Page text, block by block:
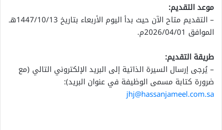
موعد التقديم:
– التقديم متاح الآن حيث بدأ اليوم الأربعاء بتاريخ 1447/10/13هـ
الموافق 2026/04/01م.
طريقة التقديم:
– يُرجى إرسال السيرة الذاتية إلى البريد الإلكتروني التالي (مع
ضرورة كتابة مسمى الوظيفة في عنوان البريد):
jhj@hassanjameel.com.sa